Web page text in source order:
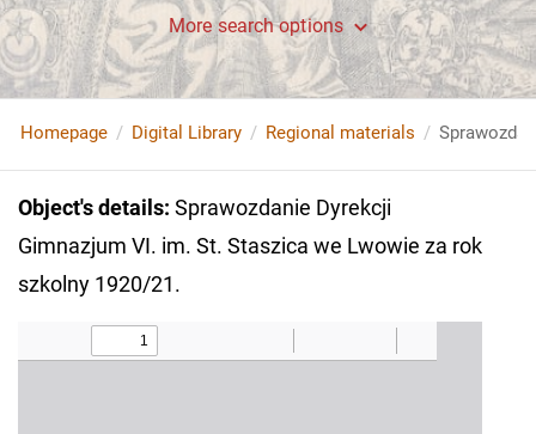
More search options
Homepage Digital Library Regional materials
Object's details: Sprawozdanie Dyrekcji
Gimnazjum VI. im. St. Staszica we Lwowie za rok
szkolny 1920/21.